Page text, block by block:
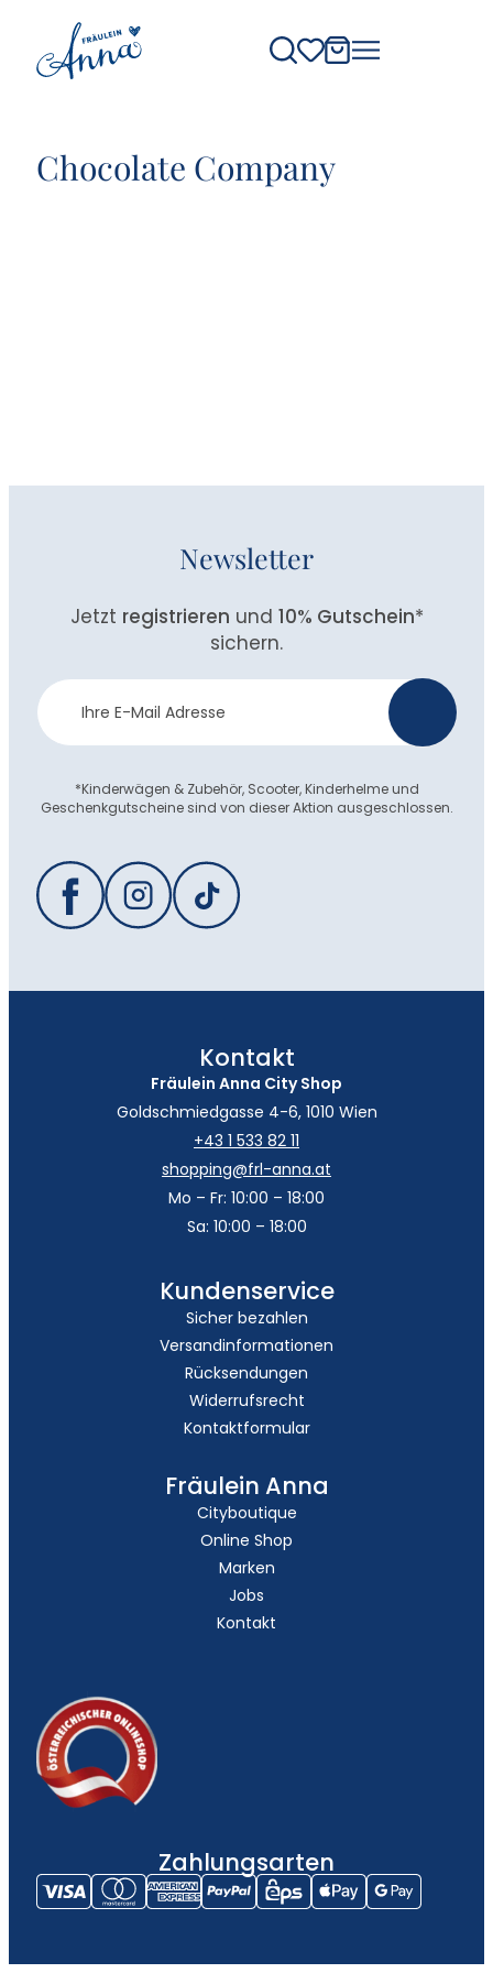
Chocolate Company
Newsletter
Jetzt registrieren und 10% Gutschein*
sichern.
Newsletter
Anmeldung
*Kinderwägen & Zubehör, Scooter, Kinderhelme und
Geschenkgutscheine sind von dieser Aktion ausgeschlossen.
Kontakt
Fräulein Anna City Shop
Goldschmiedgasse 4-6, 1010 Wien
+43 1 533 82 11
shopping@frl-anna.at
Mo – Fr: 10:00 – 18:00
Sa: 10:00 – 18:00
Kundenservice
Sicher bezahlen
Versandinformationen
Rücksendungen
Widerrufsrecht
Kontaktformular
Fräulein Anna
Cityboutique
Online Shop
Marken
Jobs
Kontakt
Zahlungsarten